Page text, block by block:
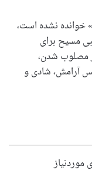
خوانده نشده است،
مسیح برای
مصلوب شدن،
آرامش، شادی و